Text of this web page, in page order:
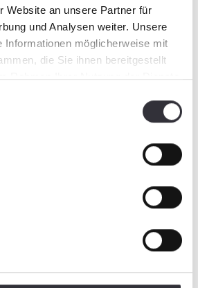
Website an unsere Partner für
und Analysen weiter. Unsere
Informationen möglicherweise mit
die Sie ihnen bereitgestellt
Rahmen Ihrer Nutzung der Dienste